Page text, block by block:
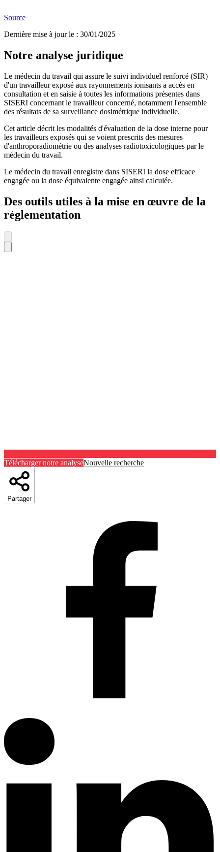
Source
Dernière mise à jour le : 30/01/2025
Notre analyse juridique
Le médecin du travail qui assure le suivi individuel renforcé (SIR)
d'un travailleur exposé aux rayonnements ionisants a accès en
consultation et en saisie à toutes les informations présentes dans
SISERI concernant le travailleur concerné, notamment l'ensemble
des résultats de sa surveillance dosimétrique individuelle.
Cet article décrit les modalités d'évaluation de la dose interne pour
les travailleurs exposés qui se voient prescrits des mesures
d'anthroporadiométrie ou des analyses radiotoxicologiques par le
médecin du travail.
Le médecin du travail enregistre dans SISERI la dose efficace
engagée ou la dose équivalente engagée ainsi calculée.
Des outils utiles à la mise en œuvre de la
réglementation
Télécharger notre analyseNouvelle recherche
Partager